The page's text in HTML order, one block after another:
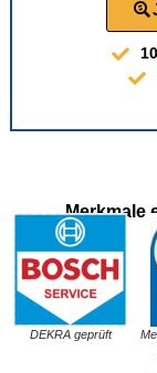
Merkmale
DEKRA geprüft